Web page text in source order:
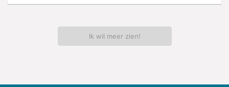
Ik wil meer zien!